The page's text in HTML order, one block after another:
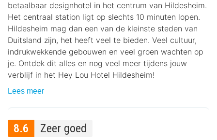
betaalbaar designhotel in het centrum van Hildesheim.
Het centraal station ligt op slechts 10 minuten lopen.
Hildesheim mag dan een van de kleinste steden van
Duitsland zijn, het heeft veel te bieden. Veel cultuur,
indrukwekkende gebouwen en veel groen wachten op
je. Ontdek dit alles en nog veel meer tijdens jouw
verblijf in het Hey Lou Hotel Hildesheim!
Lees meer
8.6 Zeer goed